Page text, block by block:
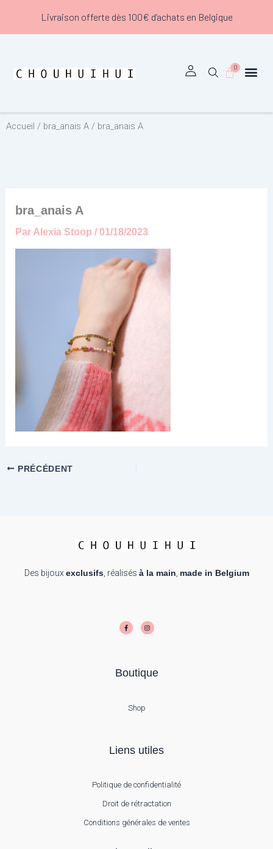
Livraison offerte dès 100€ d’achats en Belgique
0
Panier
Accueil / bra_anais A / bra_anais A
bra_anais A
Par Alexia Stoop / 01/18/2023
PRÉCÉDENT
Des bijoux exclusifs, réalisés à la main made in Belgium
c
e
b
s
t
a
Boutique
Shop
Liens utiles
Politique de confidentialité
Droit de rétractation
Conditions générales de ventes